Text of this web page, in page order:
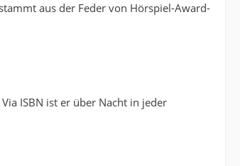
aus der Feder von Hörspiel-Award-
ISBN ist er über Nacht in jeder